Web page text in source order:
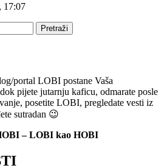
17:07
Pretraži
portal LOBI postane Vaša
pijete jutarnju kaficu, odmarate posle
posetite LOBI, pregledate vesti iz
sutradan 😉
– LOBI kao HOBI